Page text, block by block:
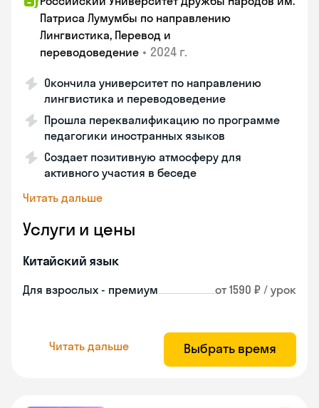
Патриса Лумумбы по направлению
Лингвистика, Перевод и
переводоведение • 2024 г.
Окончила университет по направлению
лингвистика и переводоведение
Прошла переквалификацию по программе
педагогики иностранных языков
Создает позитивную атмосферу для
активного участия в беседе
Читать дальше
Услуги и цены
Китайский язык
Для взрослых - премиум от 1590 ₽ / урок
Читать дальше Выбрать время